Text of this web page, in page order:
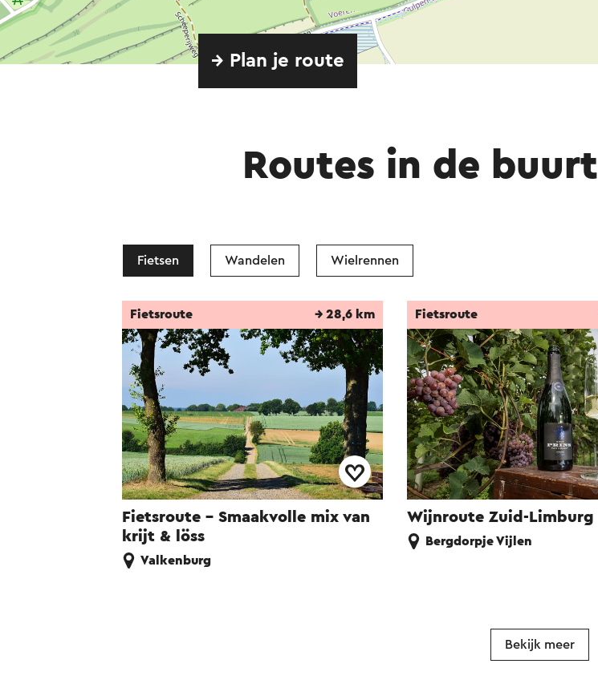
→ Plan je route
Routes in de buurt
Fietsen Wandelen Wielrennen
Fietsroute - Smaakvolle mix van
krijt & löss
Fietsroute → 28,6 km
Valkenburg
Wijnroute Zuid-Limburg
Fietsroute
Bergdorpje Vijlen
Bekijk meer